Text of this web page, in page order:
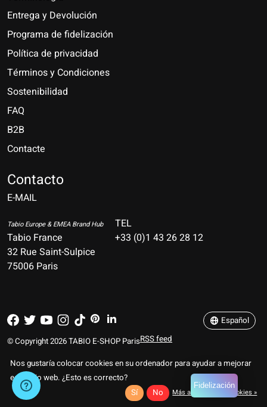
Entrega y Devolución
Programa de fidelización
Política de privacidad
Términos y Condiciones
Sostenibilidad
FAQ
B2B
Contacte
Contacto
E-MAIL
Tabio Europe & EMEA Brand Hub
Tabio France
32 Rue Saint-Sulpice
75006 Paris
TEL
+33 (0)1 43 26 28 12
© Copyright 2026 TABIO E-SHOP ParisRSS feed
Español
Español
Nos gustaría colocar cookies en su ordenador para ayudar a mejorar
este sitio web. ¿Esto es correcto?
Sí
No Más acerca de las cookies »
Fidelización